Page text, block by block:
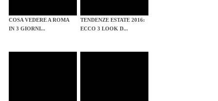
COSA VEDERE A ROMA
IN 3 GIORNI...
TENDENZE ESTATE 2016:
ECCO 3 LOOK D...